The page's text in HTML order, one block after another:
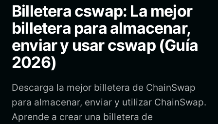
Bahasa Indonesia
ภาษาไทย
Español
Português (Brasil)
Billetera cswap: La mejor
billetera para almacenar,
enviar y usar cswap (Guía
2026)
Descarga la mejor billetera de ChainSwap
para almacenar, enviar y utilizar ChainSwap.
Aprende a crear una billetera de